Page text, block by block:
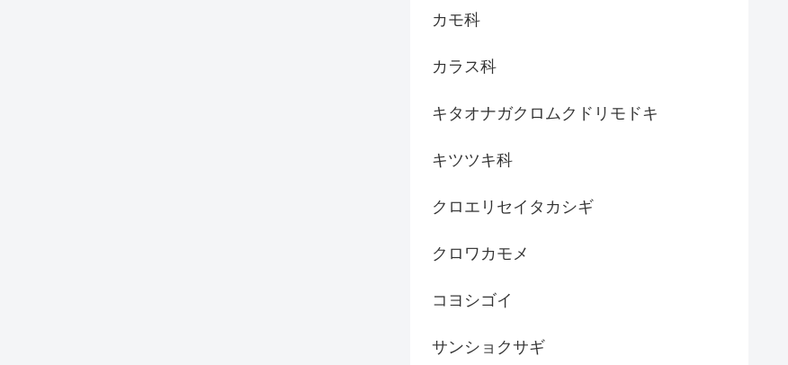
カモ科
カラス科
キタオナガクロムクドリモドキ
キツツキ科
クロエリセイタカシギ
クロワカモメ
コヨシゴイ
サンショクサギ